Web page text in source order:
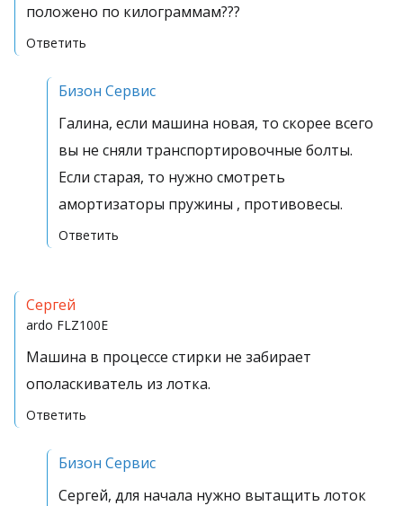
положено по килограммам???
Ответить
Бизон Сервис
Галина, если машина новая, то скорее всего
вы не сняли транспортировочные болты.
Если старая, то нужно смотреть
амортизаторы пружины , противовесы.
Ответить
Сергей
ardo FLZ100E
Машина в процессе стирки не забирает
ополаскиватель из лотка.
Ответить
Бизон Сервис
Сергей, для начала нужно вытащить лоток